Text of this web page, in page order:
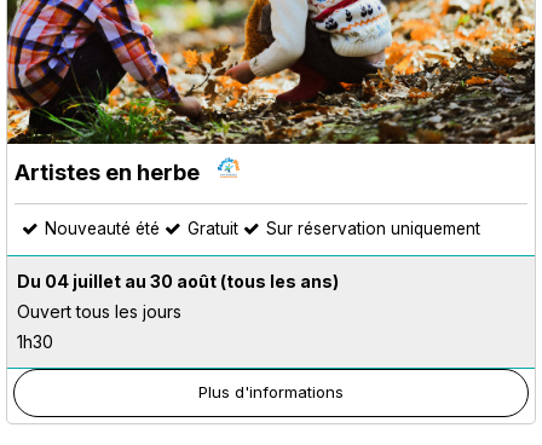
Artistes en herbe
Nouveauté été Gratuit Sur réservation uniquement
Du 04 juillet au 30 août (tous les ans)
Ouvert tous les jours
1h30
Plus d'informations